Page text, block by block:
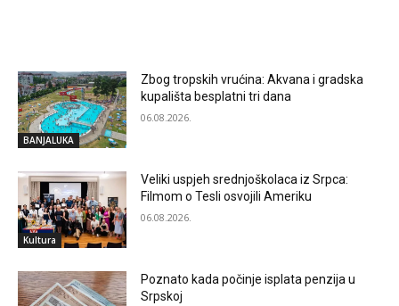
BANJALUKA
Zbog tropskih vrućina: Akvana i gradska
kupališta besplatni tri dana
06.08.2026.
Kultura
Veliki uspjeh srednjoškolaca iz Srpca:
Filmom o Tesli osvojili Ameriku
06.08.2026.
Poznato kada počinje isplata penzija u
Srpskoj